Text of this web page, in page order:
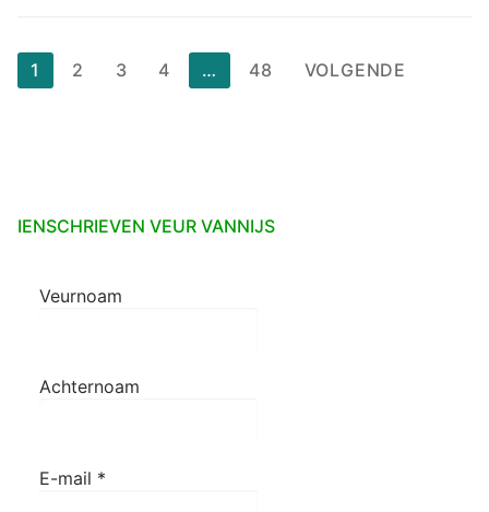
Berichten
paginering
1 2 3 4 … 48 VOLGENDE
IENSCHRIEVEN VEUR VANNIJS
Veurnoam
Achternoam
E-mail *